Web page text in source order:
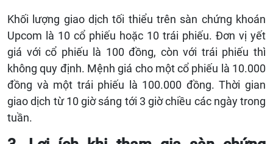
Khối lượng giao dịch tối thiểu trên sàn chứng khoán
Upcom là 10 cổ phiếu hoặc 10 trái phiếu. Đơn vị yết
giá với cổ phiếu là 100 đồng, còn với trái phiếu thì
không quy định. Mệnh giá cho một cổ phiếu là 10.000
đồng và một trái phiếu là 100.000 đồng. Thời gian
giao dịch từ 10 giờ sáng tới 3 giờ chiều các ngày trong
tuần.